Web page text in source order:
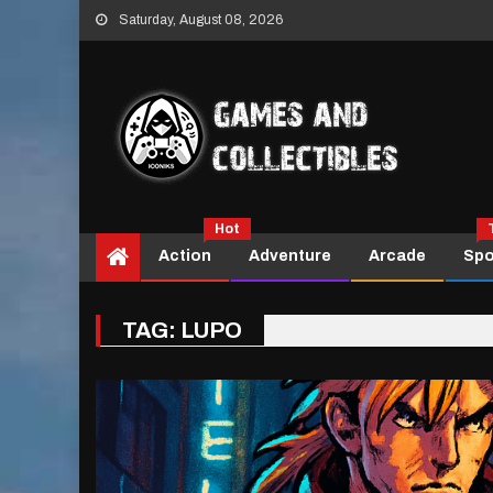
Skip
to
Saturday, August 08, 2026
Action
Hot
Adventure Arcade
TAG: LUPO